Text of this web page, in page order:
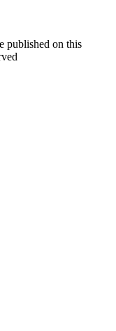
published on this